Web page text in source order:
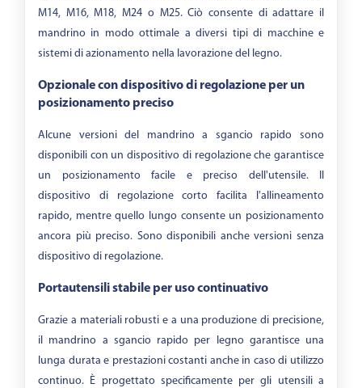
M14, M16, M18, M24 o M25. Ciò consente di adattare il
mandrino in modo ottimale a diversi tipi di macchine e
sistemi di azionamento nella lavorazione del legno.
Opzionale con dispositivo di regolazione per un
posizionamento preciso
Alcune versioni del mandrino a sgancio rapido sono
disponibili con un dispositivo di regolazione che garantisce
un posizionamento facile e preciso dell'utensile. Il
dispositivo di regolazione corto facilita l'allineamento
rapido, mentre quello lungo consente un posizionamento
ancora più preciso. Sono disponibili anche versioni senza
dispositivo di regolazione.
Portautensili stabile per uso continuativo
Grazie a materiali robusti e a una produzione di precisione,
il mandrino a sgancio rapido per legno garantisce una
lunga durata e prestazioni costanti anche in caso di utilizzo
continuo. È progettato specificamente per gli utensili a